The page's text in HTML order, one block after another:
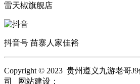
雷天椒旗舰店
抖音号 苗寨人家佳裕
Copyright © 2023 贵州遵义九游老哥
司 网站建设：